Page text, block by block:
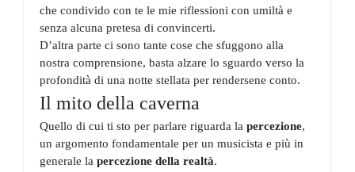
che condivido con te le mie riflessioni con umiltà e
senza alcuna pretesa di convincerti.
D’altra parte ci sono tante cose che sfuggono alla
nostra comprensione, basta alzare lo sguardo verso la
profondità di una notte stellata per rendersene conto.
Il mito della caverna
Quello di cui ti sto per parlare riguarda la percezione,
un argomento fondamentale per un musicista e più in
generale la percezione della realtà.